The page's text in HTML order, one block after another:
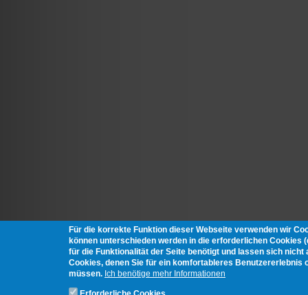
Für die korrekte Funktion dieser Webseite verwenden wir
können unterschieden werden in die erforderlichen Cookies
für die Funktionalität der Seite benötigt und lassen sich nicht
Cookies, denen Sie für ein komfortableres Benutzererlebnis
müssen. Ich benötige mehr Informationen